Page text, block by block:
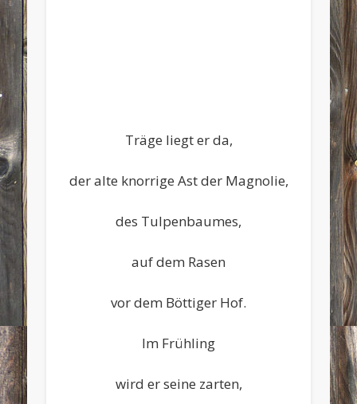
Träge liegt er da,
der alte knorrige Ast der Magnolie,
des Tulpenbaumes,
auf dem Rasen
vor dem Böttiger Hof.
Im Frühling
wird er seine zarten,